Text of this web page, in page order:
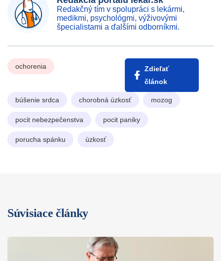
Redakčný tím v spolupráci s lekármi,
medikmi, psychológmi, výživovými
špecialistami a ďalšími odborníkmi.
ochorenia
Zdieľať
článok
búšenie srdca chorobná úzkosť mozog
pocit nebezpečenstva pocit paniky
porucha spánku úzkosť
Súvisiace články